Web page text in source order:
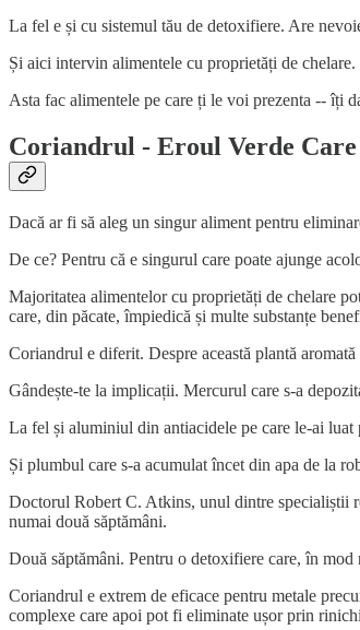
La fel e și cu sistemul tău de detoxifiere. Are
Și aici intervin alimentele cu proprietăți de
Asta fac alimentele pe care ți le voi prezenta -- îți
Coriandrul - Eroul Verde
Dacă ar fi să aleg un singur aliment pentru
De ce? Pentru că e singurul care poate ajunge
Majoritatea alimentelor cu proprietăți de chelare
care, din păcate, împiedică și multe substanțe
Coriandrul e diferit. Despre această plantă
Gândește-te la implicații. Mercurul care s-a
La fel și aluminiul din antiacidele pe care le-ai
Și plumbul care s-a acumulat încet din apa de la
Doctorul Robert C. Atkins, unul dintre specialiștii
numai două săptămâni.
Două săptămâni. Pentru o detoxifiere care, în
Coriandrul e extrem de eficace pentru metale
complexe care apoi pot fi eliminate ușor prin